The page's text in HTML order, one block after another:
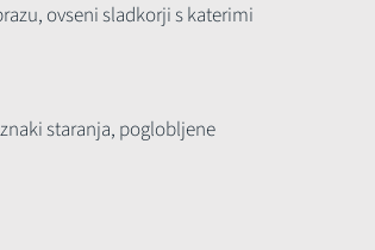
ovseni sladkorji s katerimi
staranja, poglobljene